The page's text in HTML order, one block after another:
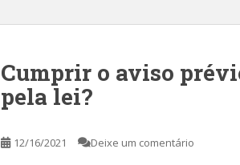
Cumprir o aviso
pela lei?
12/16/2021 Deixe um comentário